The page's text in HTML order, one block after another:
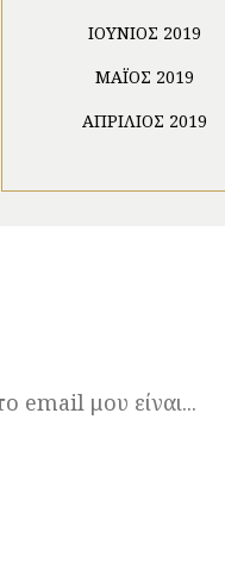
ΙΟΎΝΙΟΣ 2019
ΜΆΙΟΣ 2019
ΑΠΡΊΛΙΟΣ 2019